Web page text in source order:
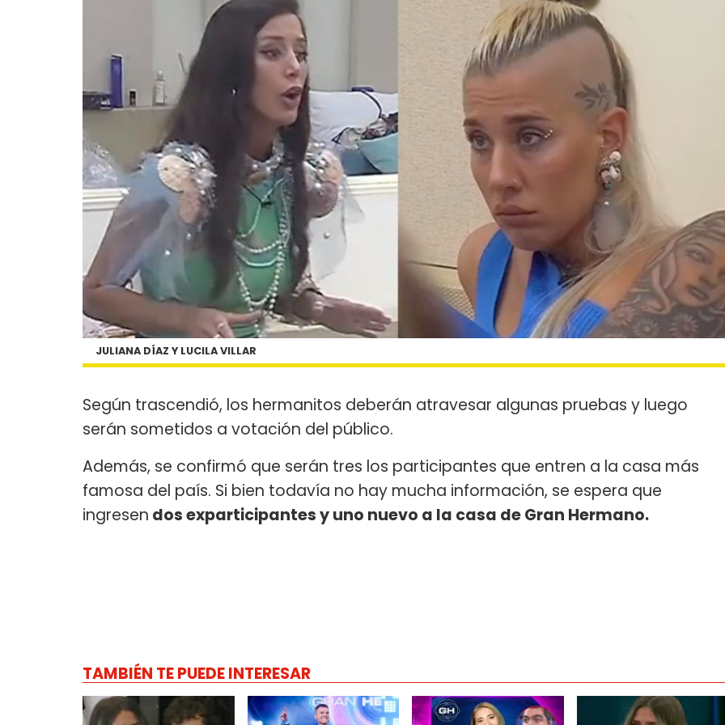
JULIANA DÍAZ Y LUCILA VILLAR
Según trascendió, los hermanitos deberán atravesar algunas pruebas y luego
serán sometidos a votación del público.
Además, se confirmó que serán tres los participantes que entren a la casa más
famosa del país. Si bien todavía no hay mucha información, se espera que
ingresen dos exparticipantes y uno nuevo a la casa de Gran Hermano.
TAMBIÉN TE PUEDE INTERESAR